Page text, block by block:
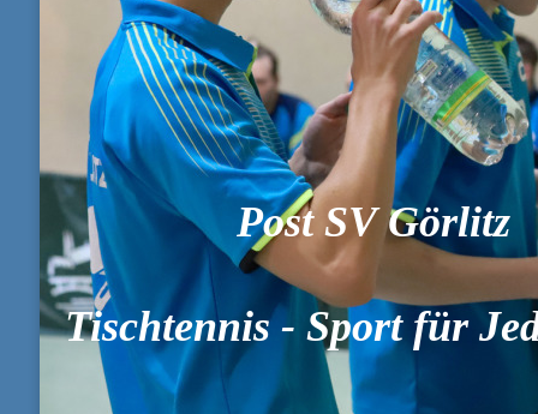
Post SV Görlitz
Tischtennis - Sport für